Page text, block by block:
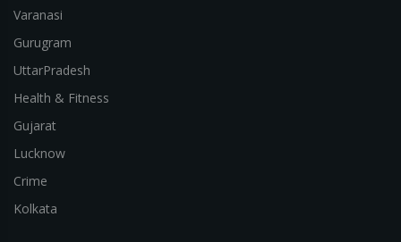
Varanasi
Gurugram
UttarPradesh
Health & Fitness
Gujarat
Lucknow
Crime
Kolkata